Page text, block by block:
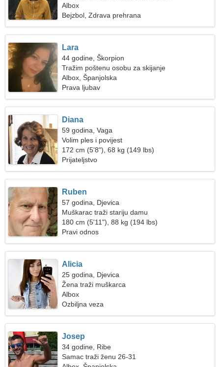
Albox
Bejzbol, Zdrava prehrana
Lara
44 godine, Škorpion
Tražim poštenu osobu za skijanje
Albox, Španjolska
Prava ljubav
Diana
59 godina, Vaga
Volim ples i povijest
172 cm (5'8"), 68 kg (149 lbs)
Prijateljstvo
Ruben
57 godina, Djevica
Muškarac traži stariju damu
180 cm (5'11"), 88 kg (194 lbs)
Pravi odnos
Alicia
25 godina, Djevica
Žena traži muškarca
Albox
Ozbiljna veza
Josep
34 godine, Ribe
Samac traži ženu 26-31